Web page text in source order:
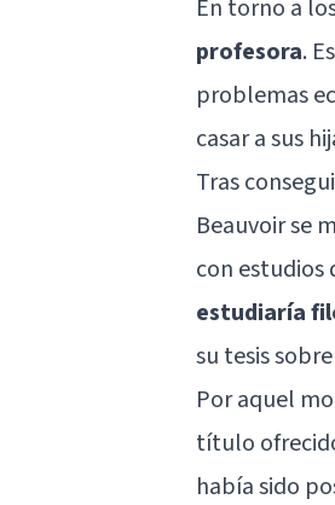
En torno a
profesora.
problemas
casar a sus
Tras
Beauvoir se
con
estudiaría
su tesis
Por aquel
título
había sido